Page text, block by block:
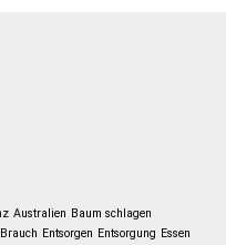
Australien Baum schlagen
Brauch Entsorgen Entsorgung Essen